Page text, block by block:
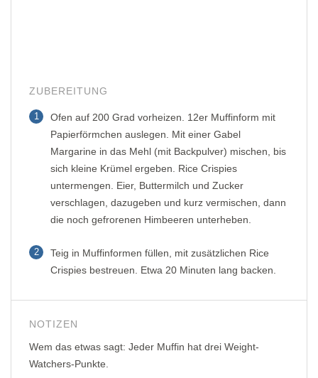
ZUBEREITUNG
1
Ofen auf 200 Grad vorheizen. 12er Muffinform mit
Papierförmchen auslegen. Mit einer Gabel
Margarine in das Mehl (mit Backpulver) mischen, bis
sich kleine Krümel ergeben. Rice Crispies
untermengen. Eier, Buttermilch und Zucker
verschlagen, dazugeben und kurz vermischen, dann
die noch gefrorenen Himbeeren unterheben.
2
Teig in Muffinformen füllen, mit zusätzlichen Rice
Crispies bestreuen. Etwa 20 Minuten lang backen.
NOTIZEN
Wem das etwas sagt: Jeder Muffin hat drei Weight-
Watchers-Punkte.